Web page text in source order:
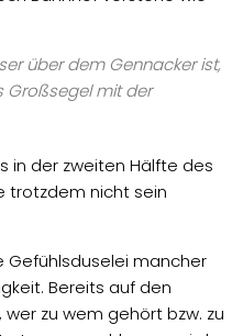
über dem Gennacker ist,
Großsegel mit der
in der zweiten Hälfte des
trotzdem nicht sein
Gefühlsduselei mancher
Bereits auf den
zu wem gehört bzw. zu